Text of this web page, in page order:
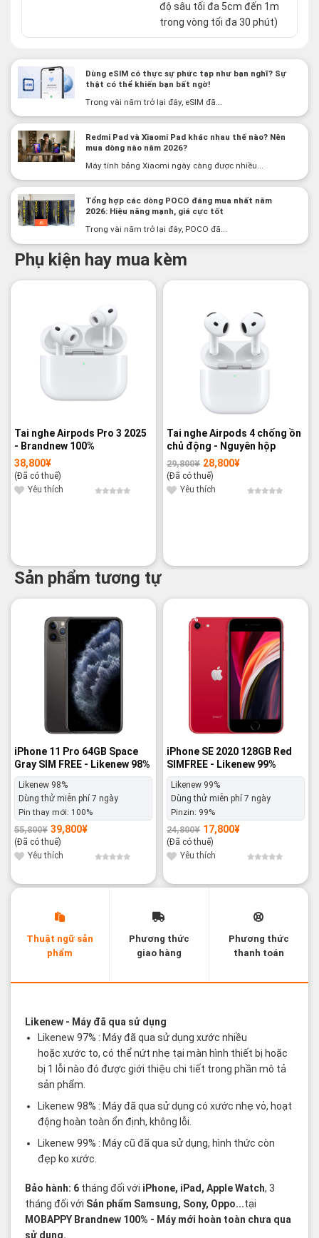
độ sâu tối đa 5cm đến 1m
trong vòng tối đa 30 phút)
Dùng eSIM có thực sự phức tạp như bạn nghĩ? Sự
thật có thể khiến bạn bất ngờ!
Trong vài năm trở lại đây, eSIM đã...
Redmi Pad và Xiaomi Pad khác nhau thế nào? Nên
mua dòng nào năm 2026?
Máy tính bảng Xiaomi ngày càng được nhiều...
Tổng hợp các dòng POCO đáng mua nhất năm
2026: Hiệu năng mạnh, giá cực tốt
Trong vài năm trở lại đây, POCO đã...
Phụ kiện hay mua kèm
Tai nghe Airpods Pro 3 2025
- Brandnew 100%
38,800¥
(Đã có thuế)
Yêu thích
Tai nghe Airpods 4 chống ồn
chủ động - Nguyên hộp
29,800¥
Giá
gốc
là:
29,800¥.
28,800¥
Giá
hiện
tại
là:
28,800¥.
(Đã có thuế)
Yêu thích
Sản phẩm tương tự
-29%
iPhone 11 Pro 64GB Space
Gray SIM FREE - Likenew 98%
Likenew 98%
Dùng thử miễn phí 7 ngày
Pin thay mới: 100%
55,800¥
Giá
gốc
là:
55,800¥.
39,800¥
Giá
hiện
tại
là:
39,800¥.
(Đã có thuế)
Yêu thích
-28%
iPhone SE 2020 128GB Red
SIMFREE - Likenew 99%
Likenew 99%
Dùng thử miễn phí 7 ngày
Pinzin: 99%
24,800¥
Giá
gốc
là:
24,800¥.
17,800¥
Giá
hiện
tại
là:
17,800¥.
(Đã có thuế)
Yêu thích
Thuật ngữ sản
phẩm
Phương thức
giao hàng
Phương thức
thanh toán
Likenew- Máy đã qua sử dụng
Likenew 97% : Máy đã qua sử dụng xước nhiều
hoặc xước to, có thể nứt nhẹ tại màn hình thiết bị hoặc
bị 1 lỗi nào đó được giới thiệu chi tiết trong phần mô tả
sản phẩm.
Likenew 98% : Máy đã qua sử dụng có xước nhẹ vỏ, hoạt
động hoàn toàn ổn định, không lỗi.
Likenew 99% : Máy cũ đã qua sử dụng, hình thức còn
đẹp ko xước.
Bảo hành: 6 tháng đối với iPhone, iPad, Apple Watch, 3
tháng đối với Sản phẩm Samsung, Sony, Oppo...tại
MOBAPPY Brandnew 100% - Máy mới hoàn toàn chưa qua
sử dụng.